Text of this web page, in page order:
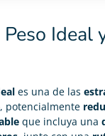
Ideal
es una de las
potencialmente
que incluya una